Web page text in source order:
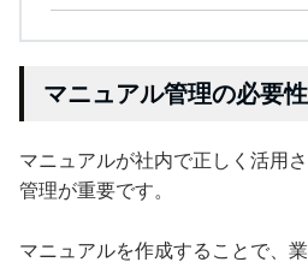
マニュアル管理の必要
マニュアルが社内で正しく活用
管理が重要です。
マニュアルを作成することで、